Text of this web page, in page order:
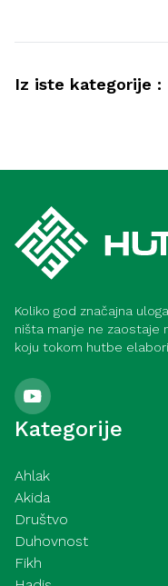
Iz iste kategorije :
Koliko god značajna
ništa manje ne zaostaje
koju tokom hutbe
Kategorije
Ahlak
Akida
Društvo
Duhovnost
Fikh